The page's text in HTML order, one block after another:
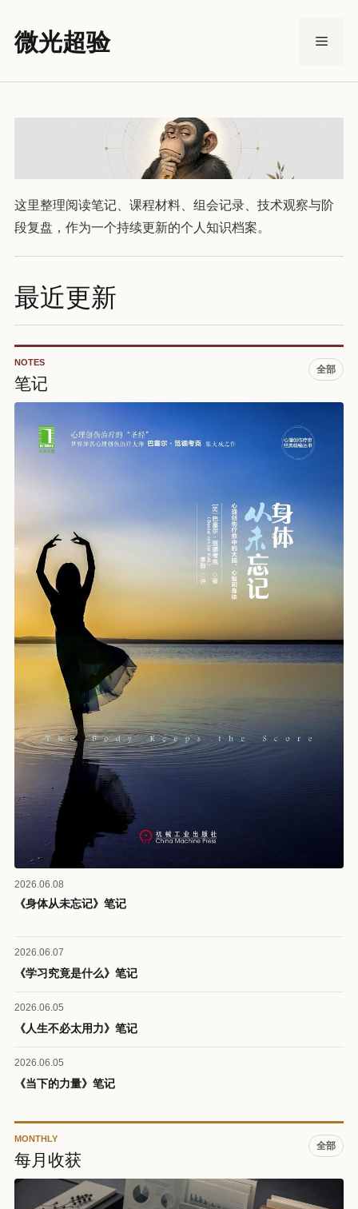
微光超验 菜
这里整理阅读笔记、课程材料、组会记录、技术观察与阶
段复盘，作为一个持续更新的个人知识档案。
最近更新
NOTES
笔记
全部
2026.06.08
《身体从未忘记》笔记
2026.06.07
《学习究竟是什么》笔记
2026.06.05
《人生不必太用力》笔记
2026.06.05
《当下的力量》笔记
MONTHLY
每月收获
全部